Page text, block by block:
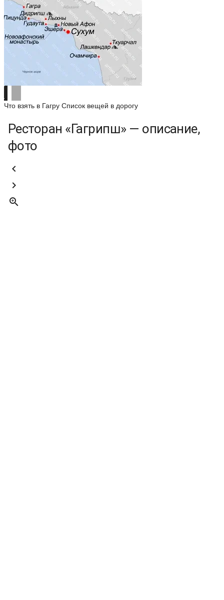
Что взять в Гагру Список вещей в дорогу
Ресторан «Гагрипш» — описание,
фото


